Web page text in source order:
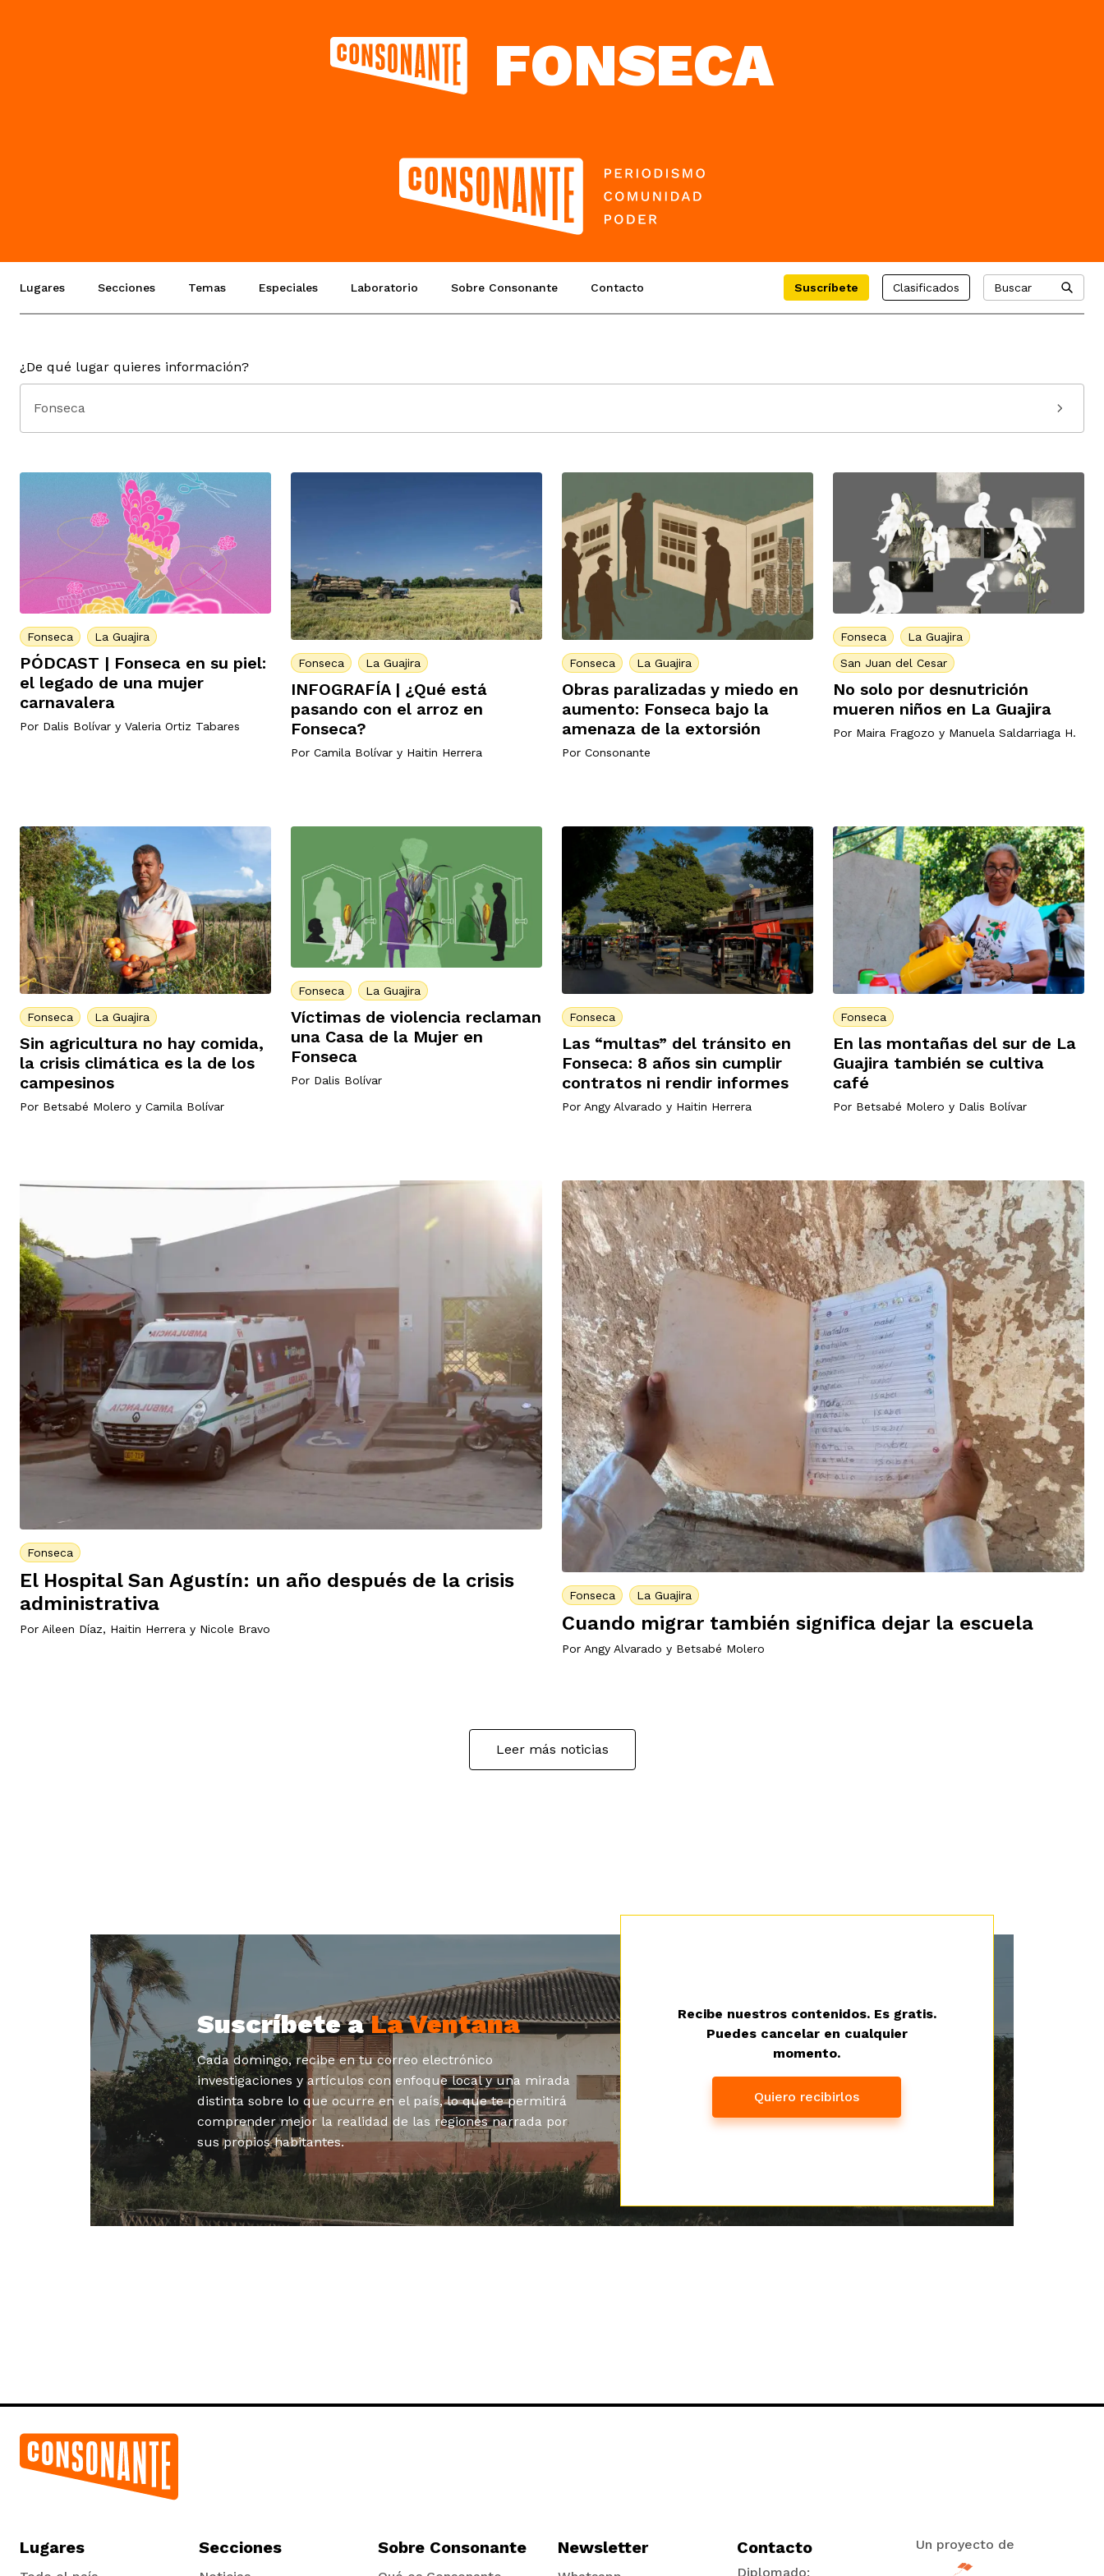
FONSECA
Lugares Secciones Temas Especiales Laboratorio Sobre Consonante Contacto Suscríbete Clasificados Buscar
¿De qué lugar quieres información?
Fonseca
Fonseca La Guajira
PÓDCAST | Fonseca en su piel:
el legado de una mujer
carnavalera
Por Dalis Bolívar y Valeria Ortiz Tabares
Fonseca La Guajira
INFOGRAFÍA | ¿Qué está
pasando con el arroz en
Fonseca?
Por Camila Bolívar y Haitin Herrera
Fonseca La Guajira
Obras paralizadas y miedo en
aumento: Fonseca bajo la
amenaza de la extorsión
Por Consonante
Fonseca
La Guajira
San Juan del Cesar
No solo por desnutrición
mueren niños en La Guajira
Por Maira Fragozo y Manuela Saldarriaga H.
Fonseca La Guajira
Sin agricultura no hay comida,
la crisis climática es la de los
campesinos
Por Betsabé Molero y Camila Bolívar
Fonseca La Guajira
Víctimas de violencia reclaman
una Casa de la Mujer en
Fonseca
Por Dalis Bolívar
Fonseca
Las “multas” del tránsito en
Fonseca: 8 años sin cumplir
contratos ni rendir informes
Por Angy Alvarado y Haitin Herrera
Fonseca
En las montañas del sur de La
Guajira también se cultiva
café
Por Betsabé Molero y Dalis Bolívar
Fonseca
El Hospital San Agustín: un año después de la crisis
administrativa
Por Aileen Díaz, Haitin Herrera y Nicole Bravo
Fonseca La Guajira
Cuando migrar también significa dejar la escuela
Por Angy Alvarado y Betsabé Molero
Leer más noticias
Suscríbete aLa Ventana
Cada domingo, recibe en tu correo electrónico
investigaciones y artículos con enfoque local y una mirada
distinta sobre lo que ocurre en el país, lo que te permitirá
comprender mejor la realidad de las regiones narrada por
sus propios habitantes.
Recibe nuestros contenidos. Es gratis.
Puedes cancelar en cualquier
momento.
Quiero recibirlos
Lugares Secciones Sobre Consonante Newsletter Contacto
Diplomado:
Un proyecto de